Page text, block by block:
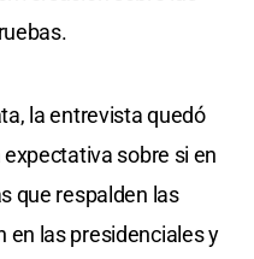
la entrevista quedó
sobre si en
que respalden las
en las presidenciales y